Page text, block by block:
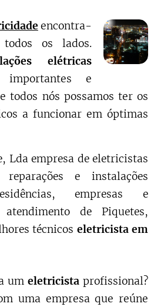
encontra-
os lados.
elétricas
importantes e
todos nós possamos ter os
a funcionar em óptimas
Lda empresa de eletricistas
reparações e instalações
empresas e
de Piquetes,
técnicos eletricista em
umeletricistaprofissional?
uma empresa que reúne